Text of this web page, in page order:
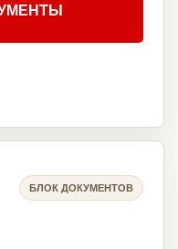
БЛОК ДОКУМЕНТОВ